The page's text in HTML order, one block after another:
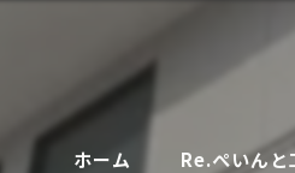
ホーム Re.ぺいんと